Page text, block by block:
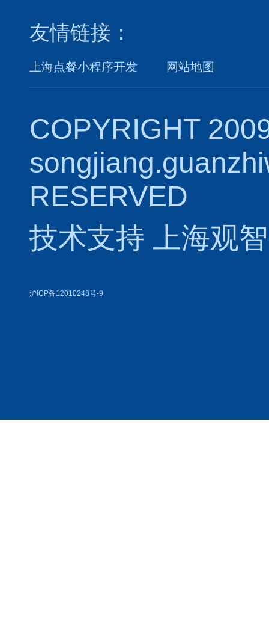
友情链接：
上海点餐小程序开发 网站地图
COPYRIGHT
RESERVED
技术支持
上海观
沪ICP备12010248号-9